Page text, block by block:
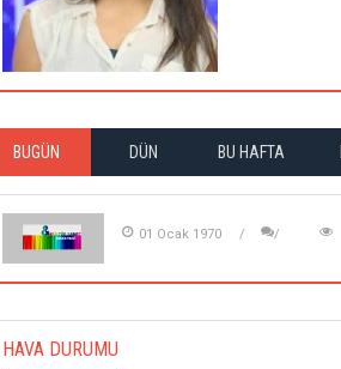
BUGÜN DÜN BU HAFTA
01 Ocak 1970
HAVA DURUMU